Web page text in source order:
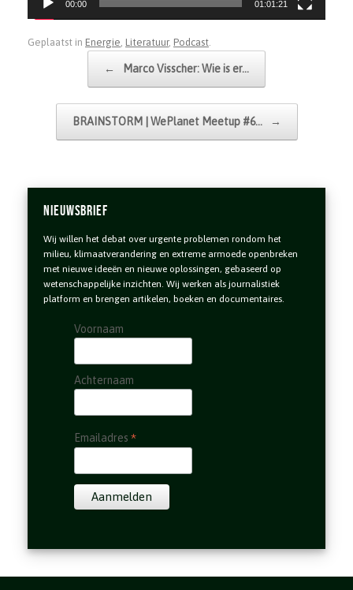
00:00 01:01:21
Geplaatst in Energie Literatuur, Podcast
← Marco Visscher: Wie is er…
BRAINSTORM | WePlanet Meetup #6… →
Nieuwsbrief
Wij willen het debat over urgente problemen rondom het
milieu, klimaatverandering en extreme armoede openbreken
met nieuwe ideeën en nieuwe oplossingen, gebaseerd op
wetenschappelijke inzichten. Wij werken als journalistiek
platform en brengen artikelen, boeken en documentaires.
Voornaam
Achternaam
Emailadres *